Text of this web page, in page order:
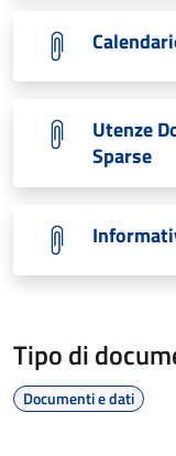
Utenze
Sparse
Tipo di
Documenti e dati